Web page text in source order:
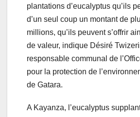
plantations d’eucalyptus qu’ils
d’un seul coup un montant de
millions, qu’ils peuvent s’offrir
de valeur, indique Désiré
responsable communal de
pour la protection de
de Gatara.
A Kayanza, l’eucalyptus